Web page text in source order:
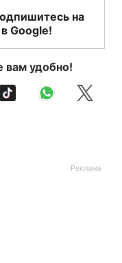
на
Google!
вам удобно!